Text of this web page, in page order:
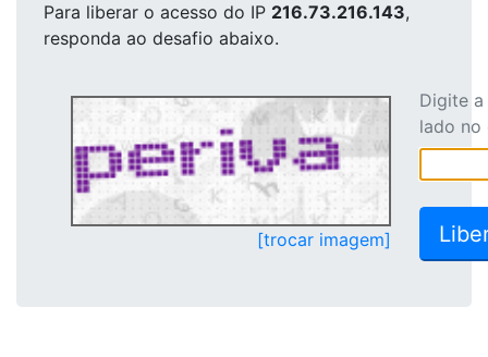
Para liberar o acesso do IP 216.73.216.143,
responda ao desafio abaixo.
[trocar imagem]
Digite
lado no